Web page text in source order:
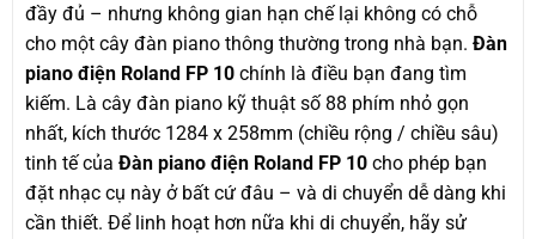
đầy đủ – nhưng không gian hạn chế lại không có chỗ
cho một cây đàn piano thông thường trong nhà bạn. Đàn
piano điện Roland FP 10 chính là điều bạn đang tìm
kiếm. Là cây đàn piano kỹ thuật số 88 phím nhỏ gọn
nhất, kích thước 1284 x 258mm (chiều rộng / chiều sâu)
tinh tế của Đàn piano điện Roland FP 10 cho phép bạn
đặt nhạc cụ này ở bất cứ đâu – và di chuyển dễ dàng khi
cần thiết. Để linh hoạt hơn nữa khi di chuyển, hãy sử